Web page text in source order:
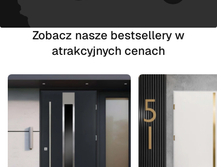
Zobacz nasze bestsellery w
atrakcyjnych cenach